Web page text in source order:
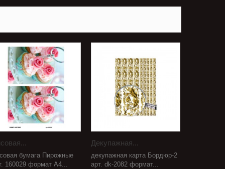
бумага Пирожные
160029 формат А4...
Декупажная...
декупажная карта Бордюр-2
арт. dk-2082 формат...